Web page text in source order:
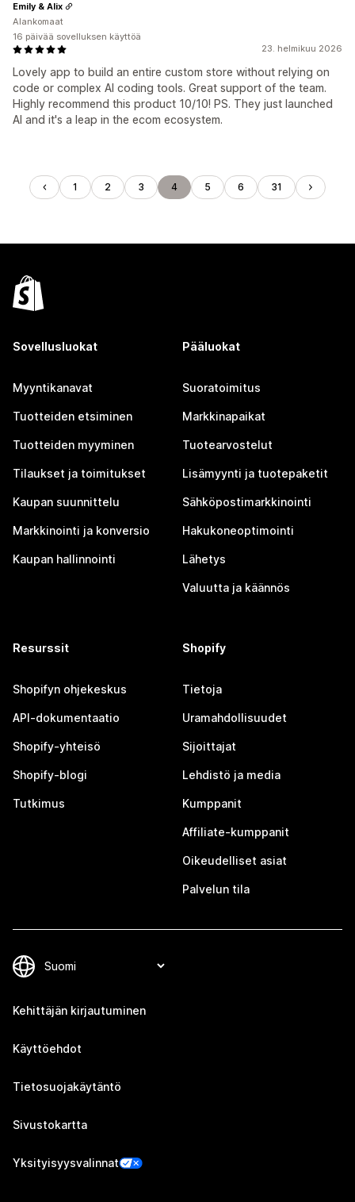
23. helmikuu 2026
Lovely app to build an entire custom store without relying on
code or complex AI coding tools. Great support of the team.
Highly recommend this product 10/10! PS. They just launched
AI and it's a leap in the ecom ecosystem.
Emily & Alix
Alankomaat
16 päivää sovelluksen käyttöä
1 2 3 4 5 6 31
Sovellusluokat
Myyntikanavat
Tuotteiden etsiminen
Tuotteiden myyminen
Tilaukset ja toimitukset
Kaupan suunnittelu
Markkinointi ja konversio
Kaupan hallinnointi
Pääluokat
Suoratoimitus
Markkinapaikat
Tuotearvostelut
Lisämyynti ja tuotepaketit
Sähköpostimarkkinointi
Hakukoneoptimointi
Lähetys
Valuutta ja käännös
Resurssit
Shopifyn ohjekeskus
API-dokumentaatio
Shopify-yhteisö
Shopify-blogi
Tutkimus
Shopify
Tietoja
Uramahdollisuudet
Sijoittajat
Lehdistö ja media
Kumppanit
Affiliate-kumppanit
Oikeudelliset asiat
Palvelun tila
Kehittäjän kirjautuminen
Käyttöehdot
Tietosuojakäytäntö
Sivustokartta
Yksityisyysvalinnat